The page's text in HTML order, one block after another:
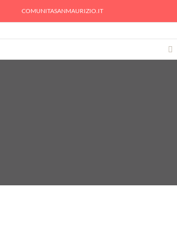
to
content
COMUNITASANMAURIZIO.IT